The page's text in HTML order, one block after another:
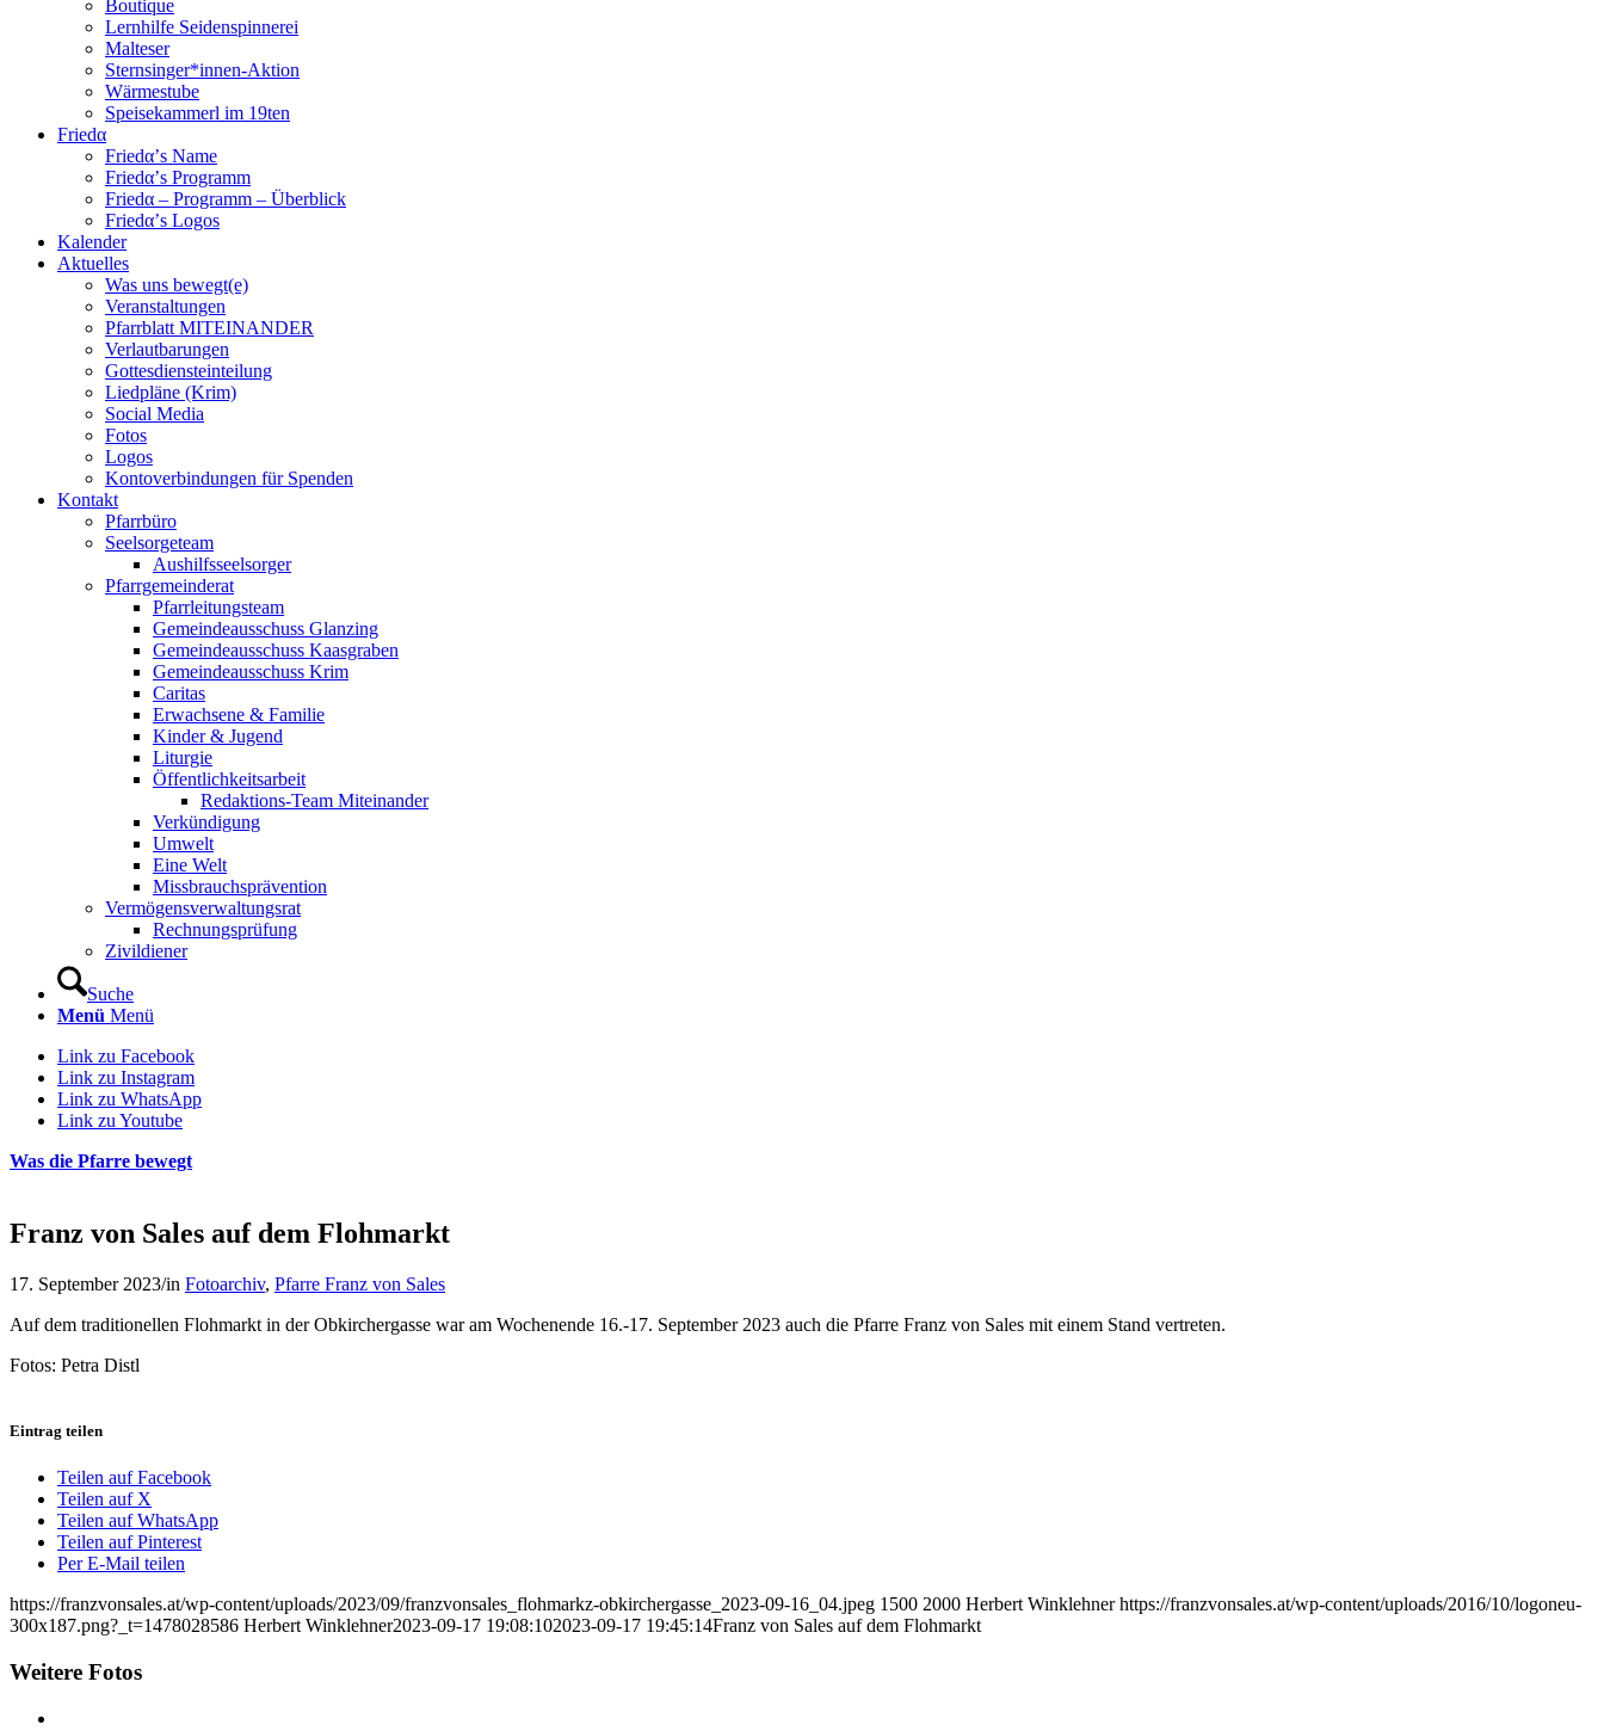
Boutique
Lernhilfe Seidenspinnerei
Malteser
Sternsinger*innen-Aktion
Wärmestube
Speisekammerl im 19ten
Friedα
Friedα’s Name
Friedα’s Programm
Friedα – Programm – Überblick
Friedα’s Logos
Kalender
Aktuelles
Was uns bewegt(e)
Veranstaltungen
Pfarrblatt MITEINANDER
Verlautbarungen
Gottesdiensteinteilung
Liedpläne (Krim)
Social Media
Fotos
Logos
Kontoverbindungen für Spenden
Kontakt
Pfarrbüro
Seelsorgeteam
Aushilfsseelsorger
Pfarrgemeinderat
Pfarrleitungsteam
Gemeindeausschuss Glanzing
Gemeindeausschuss Kaasgraben
Gemeindeausschuss Krim
Caritas
Erwachsene & Familie
Kinder & Jugend
Liturgie
Öffentlichkeitsarbeit
Redaktions-Team Miteinander
Verkündigung
Umwelt
Eine Welt
Missbrauchsprävention
Vermögensverwaltungsrat
Rechnungsprüfung
Zivildiener
Suche
Menü Menü
Link zu Facebook
Link zu Instagram
Link zu WhatsApp
Link zu Youtube
Was die Pfarre bewegt
Franz von Sales auf dem Flohmarkt
17. September 2023/in Fotoarchiv, Pfarre Franz von Sales
Auf dem traditionellen Flohmarkt in der Obkirchergasse war am Wochenende 16.-17. September 2023 auch die Pfarre Franz von Sales mit einem Stand vertreten.
Fotos: Petra Distl
Eintrag teilen
Teilen auf Facebook
Teilen auf X
Teilen auf WhatsApp
Teilen auf Pinterest
Per E-Mail teilen
https://franzvonsales.at/wp-content/uploads/2023/09/franzvonsales_flohmarkz-obkirchergasse_2023-09-16_04.jpeg 1500 2000 Herbert Winklehner https://franzvonsales.at/wp-content/uploads/2016/10/logoneu-
300x187.png?_t=1478028586 Herbert Winklehner2023-09-17 19:08:102023-09-17 19:45:14Franz von Sales auf dem Flohmarkt
Weitere Fotos